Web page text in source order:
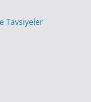
Tavsiyeler